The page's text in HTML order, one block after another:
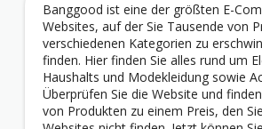
Banggood ist eine der größten E-
Websites, auf der Sie Tausende von
verschiedenen Kategorien zu
finden. Hier finden Sie alles rund um
Haushalts und Modekleidung sowie
Überprüfen Sie die Website und
von Produkten zu einem Preis, den